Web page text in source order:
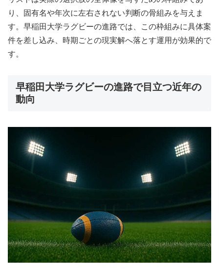
り、固有名や年次に左右されない判断の骨組みを与えま
す。早稲田大学ラグビーの進路では、この枠組みに具体案
件を差し込み、時期ごとの現実解へ落とす運用が効果的で
す。
早稲田大学ラグビーの進路で目立つ近年の
動向